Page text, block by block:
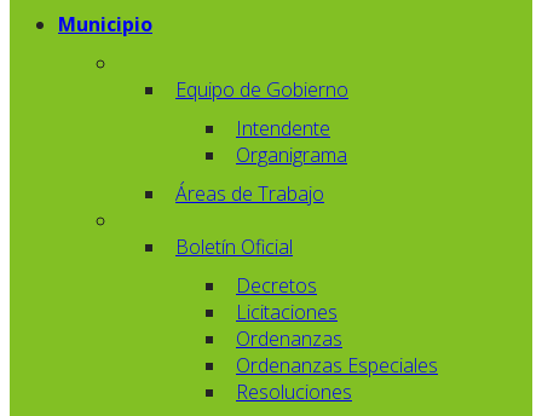
Municipio
Equipo de Gobierno
Intendente
Organigrama
Áreas de Trabajo
Boletín Oficial
Decretos
Licitaciones
Ordenanzas
Ordenanzas Especiales
Resoluciones